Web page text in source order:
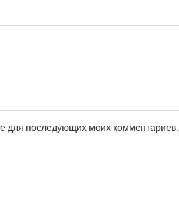
для последующих моих комментариев.